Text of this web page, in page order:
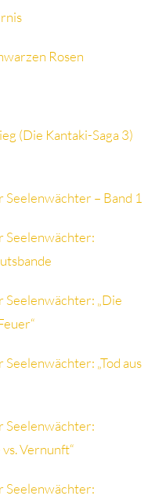
Rosen
(Die Kantaki-Saga 3)
– Band 1
Seelenwächter:
Seelenwächter: „Die
„Tod aus
Seelenwächter:
Vernunft“
Seelenwächter: